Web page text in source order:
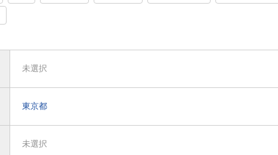
未選択
東京都
未選択